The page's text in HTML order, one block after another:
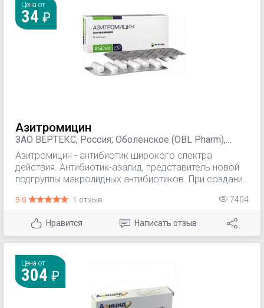
Цена от
34
Азитромицин
ЗАО ВЕРТЕКС, Россия; Оболенское (OBL Pharm),
Россия; ОЗОН, Россия; ОАО "Фармстандарт-
Лексредства", Россия; Zentiva, Чехия; АКРИХИН,
Россия; ПроМед, Россия; ОАО Дальхимфарм, Россия
Азитромицин - антибиотик широкого спектра
действия. Антибиотик-азалид, представитель новой
подгруппы макролидных антибиотиков. При создании
оказывает бактерицидное действие.
5.0 1 отзыв 7404
Нравится Написать отзыв
Цена от
304